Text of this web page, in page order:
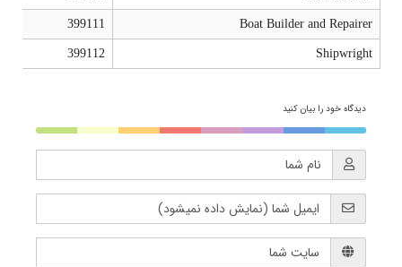
Boat Builder and Repairer
399111
Shipwright
399112
دیدگاه خود را بیان کنید